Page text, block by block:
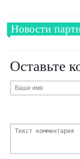
Новости
Оставьте